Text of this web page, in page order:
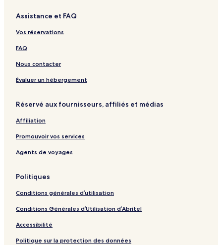
a
p
a
l
l
(
i
h
y
)
u
h
i
r
a
p
l
a
k
E
l
a
z
h
U
n
i
t
-
r
e
r
l
y
M
c
i
e
n
c
y
y
Assistance et FAQ
Vos réservations
FAQ
Nous contacter
Évaluer un hébergement
Réservé aux fournisseurs, affiliés et médias
Affiliation
Promouvoir vos services
Agents de voyages
Politiques
Conditions générales d’utilisation
Conditions Générales d’Utilisation d’Abritel
Accessibilité
Politique sur la protection des données